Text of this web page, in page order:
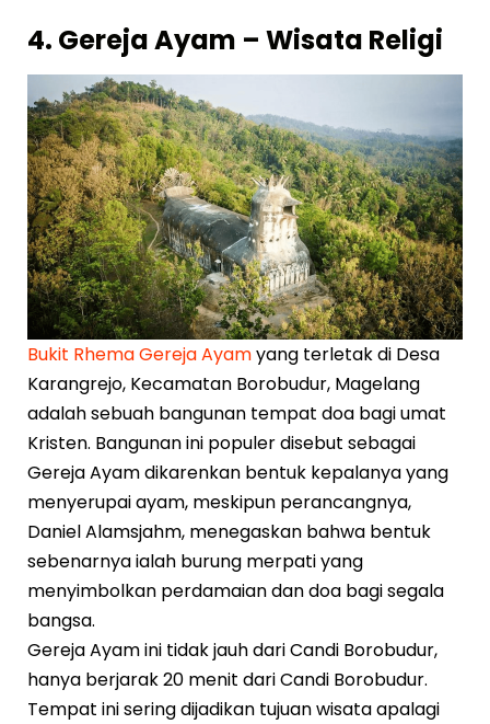
4. Gereja Ayam – Wisata Religi
Bukit Rhema Gereja Ayamyang terletak di Desa
Karangrejo, Kecamatan Borobudur, Magelang
adalah sebuah bangunan tempat doa bagi umat
Kristen. Bangunan ini populer disebut sebagai
Gereja Ayam dikarenkan bentuk kepalanya yang
menyerupai ayam, meskipun perancangnya,
Daniel Alamsjahm, menegaskan bahwa bentuk
sebenarnya ialah burung merpati yang
menyimbolkan perdamaian dan doa bagi segala
bangsa.
Gereja Ayam ini tidak jauh dari Candi Borobudur,
hanya berjarak 20 menit dari Candi Borobudur.
Tempat ini sering dijadikan tujuan wisata apalagi